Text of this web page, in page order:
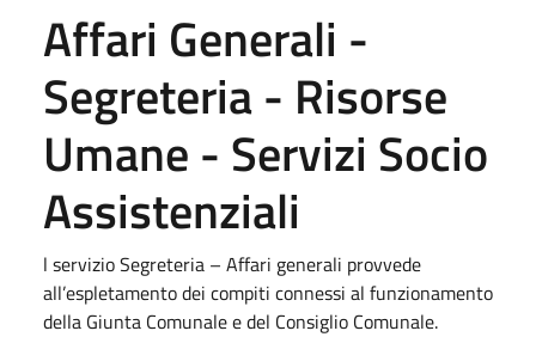
Affari Generali -
Segreteria - Risorse
Umane - Servizi Socio
Assistenziali
l servizio Segreteria – Affari generali provvede
all’espletamento dei compiti connessi al funzionamento
della Giunta Comunale e del Consiglio Comunale.